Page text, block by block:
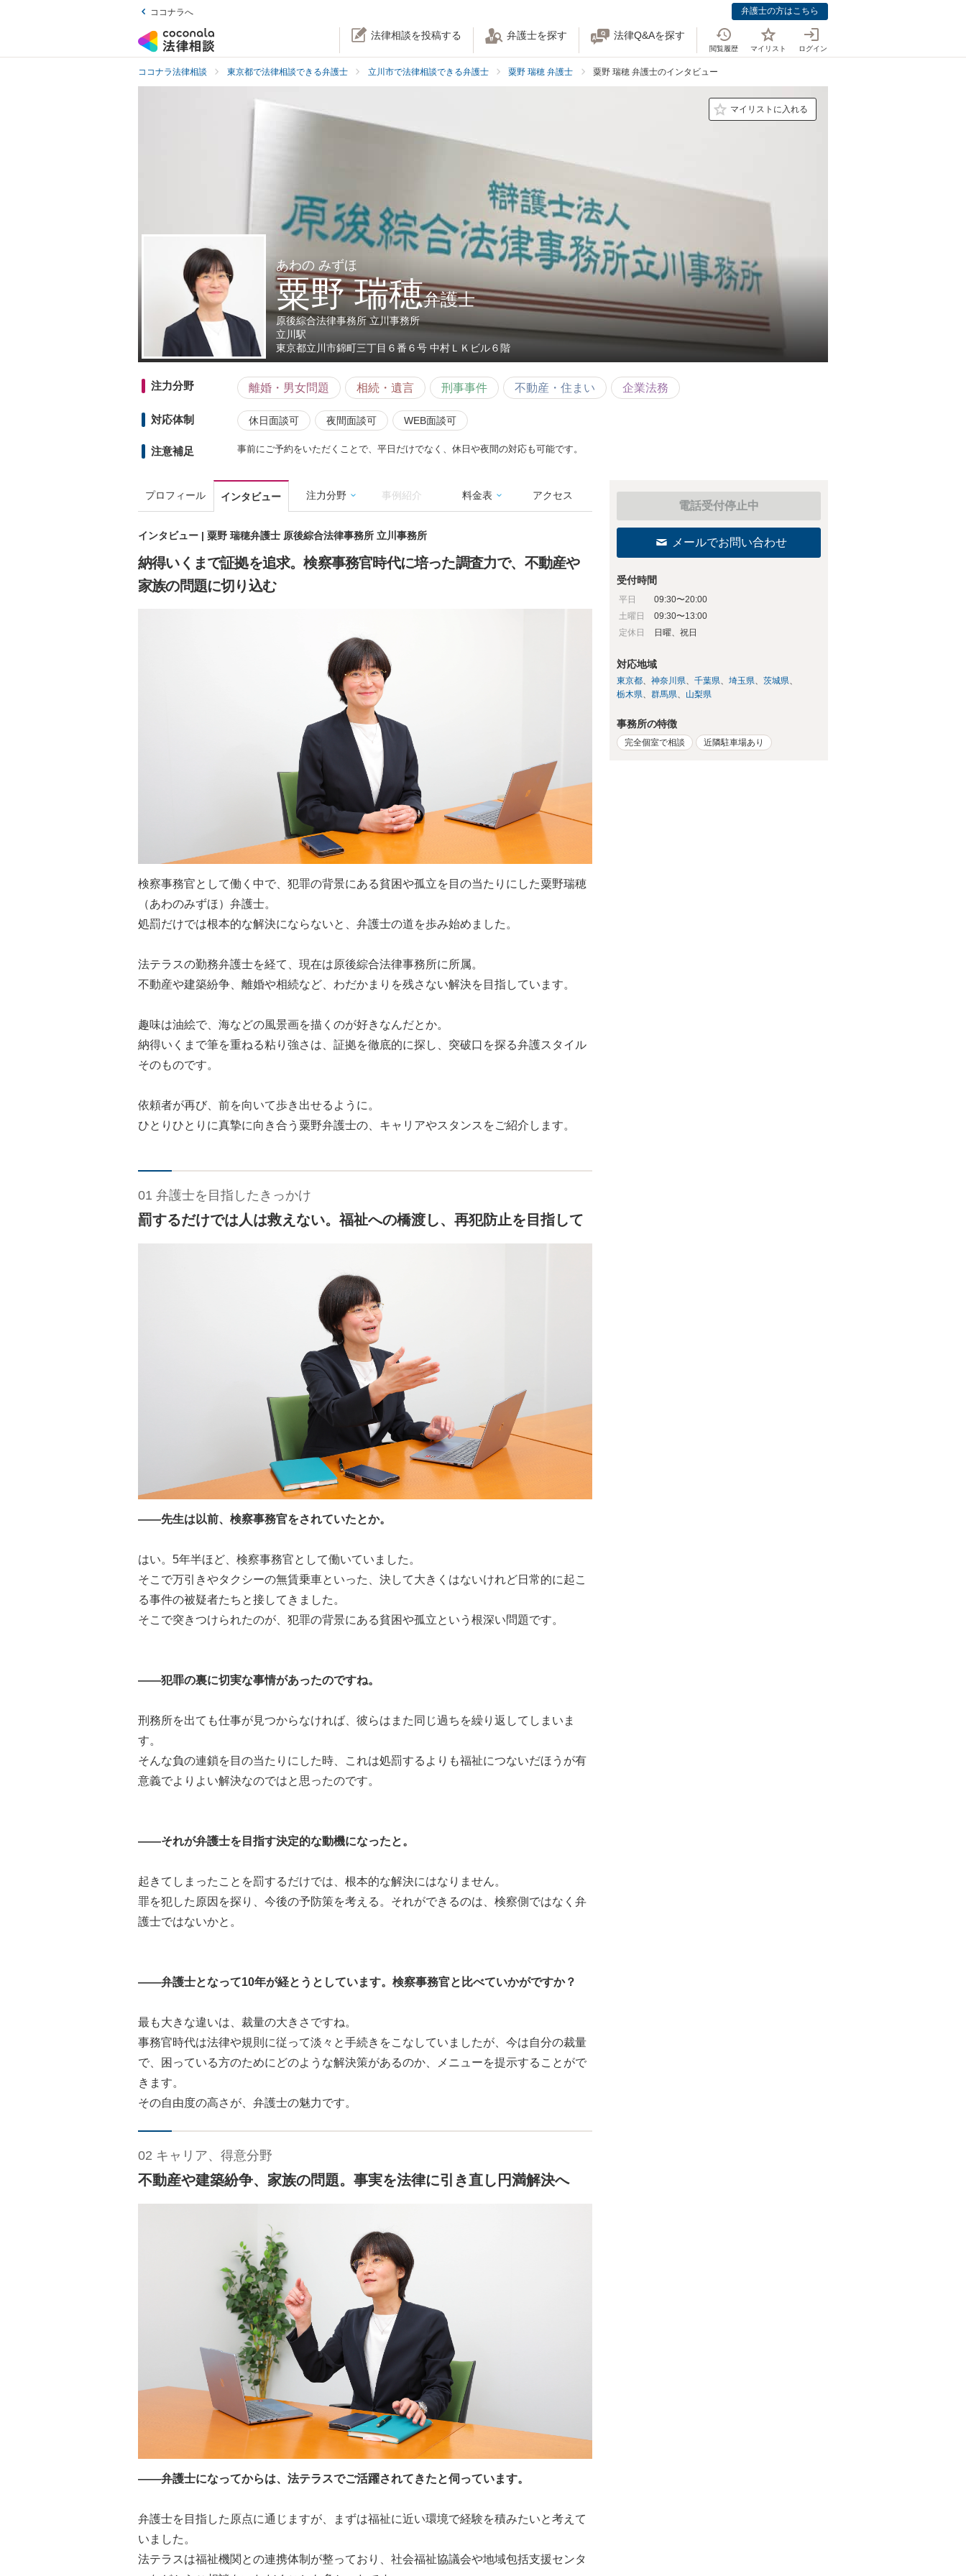
ココナラへ 弁護士の方はこちら
法律相談を投稿する 弁護士を探す 法律Q&Aを探す
閲覧履歴 マイリスト ログイン
ココナラ法律相談 東京都で法律相談できる弁護士 立川市で法律相談できる弁護士 粟野 瑞穂 弁護士 粟野 瑞穂 弁護士のインタビュー
マイリストに入れる
あわの みずほ
粟野 瑞穂弁護士
原後綜合法律事務所 立川事務所
立川駅
東京都立川市錦町三丁目６番６号 中村ＬＫビル６階
注力分野 離婚・男女問題 相続・遺言 刑事事件 不動産・住まい 企業法務
対応体制 休日面談可 夜間面談可 WEB面談可
注意補足 事前にご予約をいただくことで、平日だけでなく、休日や夜間の対応も可能です。
プロフィール インタビュー 注力分野 事例紹介 料金表 アクセス
インタビュー | 粟野 瑞穂弁護士 原後綜合法律事務所 立川事務所
納得いくまで証拠を追求。検察事務官時代に培った調査力で、不動産や
家族の問題に切り込む
検察事務官として働く中で、犯罪の背景にある貧困や孤立を目の当たりにした粟野瑞穂
（あわのみずほ）弁護士。
処罰だけでは根本的な解決にならないと、弁護士の道を歩み始めました。
法テラスの勤務弁護士を経て、現在は原後綜合法律事務所に所属。
不動産や建築紛争、離婚や相続など、わだかまりを残さない解決を目指しています。
趣味は油絵で、海などの風景画を描くのが好きなんだとか。
納得いくまで筆を重ねる粘り強さは、証拠を徹底的に探し、突破口を探る弁護スタイル
そのものです。
依頼者が再び、前を向いて歩き出せるように。
ひとりひとりに真摯に向き合う粟野弁護士の、キャリアやスタンスをご紹介します。
01 弁護士を目指したきっかけ
罰するだけでは人は救えない。福祉への橋渡し、再犯防止を目指して
――先生は以前、検察事務官をされていたとか。
はい。5年半ほど、検察事務官として働いていました。
そこで万引きやタクシーの無賃乗車といった、決して大きくはないけれど日常的に起こ
る事件の被疑者たちと接してきました。
そこで突きつけられたのが、犯罪の背景にある貧困や孤立という根深い問題です。
――犯罪の裏に切実な事情があったのですね。
刑務所を出ても仕事が見つからなければ、彼らはまた同じ過ちを繰り返してしまいま
す。
そんな負の連鎖を目の当たりにした時、これは処罰するよりも福祉につないだほうが有
意義でよりよい解決なのではと思ったのです。
――それが弁護士を目指す決定的な動機になったと。
起きてしまったことを罰するだけでは、根本的な解決にはなりません。
罪を犯した原因を探り、今後の予防策を考える。それができるのは、検察側ではなく弁
護士ではないかと。
――弁護士となって10年が経とうとしています。検察事務官と比べていかがですか？
最も大きな違いは、裁量の大きさですね。
事務官時代は法律や規則に従って淡々と手続きをこなしていましたが、今は自分の裁量
で、困っている方のためにどのような解決策があるのか、メニューを提示することがで
きます。
その自由度の高さが、弁護士の魅力です。
02 キャリア、得意分野
不動産や建築紛争、家族の問題。事実を法律に引き直し円満解決へ
――弁護士になってからは、法テラスでご活躍されてきたと伺っています。
弁護士を目指した原点に通じますが、まずは福祉に近い環境で経験を積みたいと考えて
いました。
法テラスは福祉機関との連携体制が整っており、社会福祉協議会や地域包括支援センタ
電話受付停止中
メールでお問い合わせ
受付時間
平日
09:30〜20:00
土曜日
09:30〜13:00
定休日
日曜、祝日
対応地域
東京都 神奈川県 千葉県 埼玉県
茨城県
栃木県
群馬県 山梨県
事務所の特徴
完全個室で相談 近隣駐車場あり